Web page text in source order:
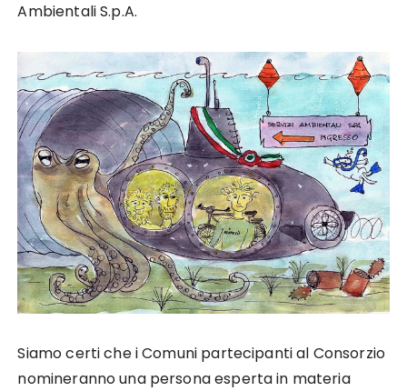
Ambientali S.p.A.
Siamo certi che i Comuni partecipanti al Consorzio
nomineranno una persona esperta in materia